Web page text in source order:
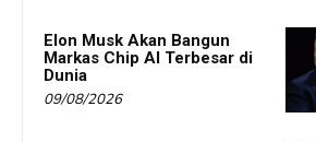
Elon Musk Akan Bangun
Markas Chip AI Terbesar di
Dunia
09/08/2026